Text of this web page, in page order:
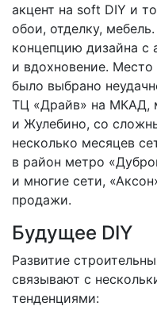
акцент на soft DIY и
обои, отделку,
концепцию дизайна с
и вдохновение. Место
было выбрано
ТЦ «Драйв» на МКАД,
и Жулебино, со
несколько месяцев
в район метро
и многие сети,
продажи.
Будущее DIY
Развитие
связывают с
тенденциями: